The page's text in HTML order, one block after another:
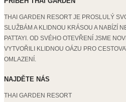
THAI GARDEN RESORT JE PROSLULÝ
SLUŽBÁM A KLIDNOU KRÁSOU A NABÍZÍ
PATTAYI. OD SVÉHO OTEVŘENÍ JSME
VYTVOŘILI KLIDNOU OÁZU PRO
OMLAZENÍ.
NAJDĚTE NÁS
THAI GARDEN RESORT